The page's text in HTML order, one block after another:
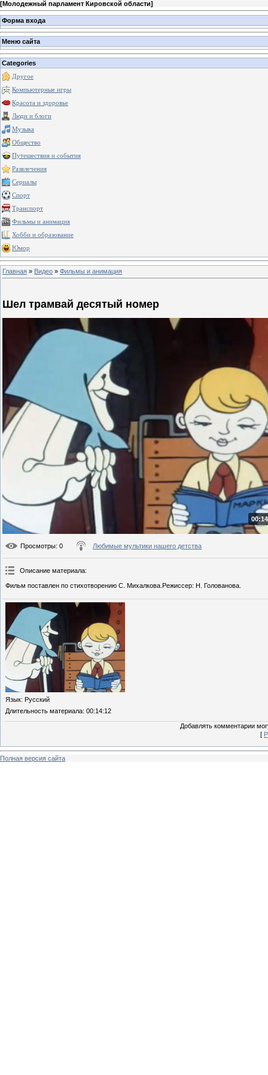
[Молодежный парламент Кировской области]
Форма входа
Меню сайта
Categories
Другое
Компьютерные игры
Красота и здоровье
Люди и блоги
Музыка
Общество
Путешествия и события
Развлечения
Сериалы
Спорт
Транспорт
Фильмы и анимация
Хобби и образование
Юмор
Главная » Видео » Фильмы и анимация
Шел трамвай десятый номер
Просмотры: 0 Любимые мультики нашего детства
Описание материала:
Фильм поставлен по стихотворению С. Михалкова.Режиссер: Н. Голованова.
Язык: Русский
Длительность материала: 00:14:12
Добавлять комментарии
[
Полная версия сайта